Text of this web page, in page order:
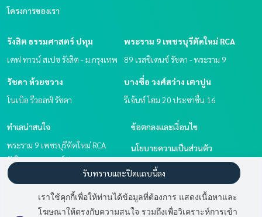
โครงการของเรา
รังสิต ธรรมศาสตร์ ปทุม
เคฟ ทาวน์ สเปซ รังสิต - ม.กรุงเทพ
พระราม 9 เพชรบุรีตัดใหม่ RCA
89 เรสซิเดนซ์ รัชดา - พระราม 9
รัชดา ห้วยขวาง
โนเบิล รีวอลฟ์ รัชดา
บางซื่อ วงศ์สว่าง เตาปูน
รีเจ้นท์ โฮม 20 ประชาชื่น 16
ทำเลน่าสนใจ
พระราม 9 เพชรบุรีตัดใหม่ RCA
รังสิต ธรรมศาสตร์ ปทุม
รัชดา ห้วยขวาง
บางซื่อ วงศ์สว่าง เตาปูน
ข้อตกลงและเงื่อนไข
นโยบายความเป็นส่วนตัว
เกี่ยวกับเรา
วิธีการฝากขาย-เช่า
ติดต่อ
เราใช้คุกกี้เพื่อให้ท่านได้ข้อมูลที่ต้องการ แสดงเนื้อหาและ
โฆษณาให้ตรงกับความสนใจ รวมถึงเพื่อวิเคราะห์การเข้า
รับทราบและปิดแถบนี้ลง